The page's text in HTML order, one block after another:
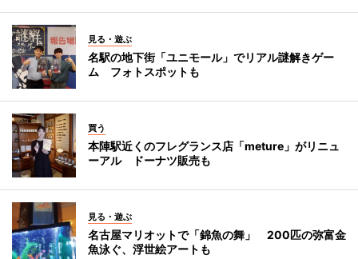
見る・遊ぶ
名駅の地下街「ユニモール」でリアル謎解きゲー
ム フォトスポットも
買う
本陣駅近くのフレグランス店「meture」がリニュ
ーアル ドーナツ販売も
見る・遊ぶ
名古屋マリオットで「錦魚の舞」 200匹の弥富金
魚泳ぐ、浮世絵アートも